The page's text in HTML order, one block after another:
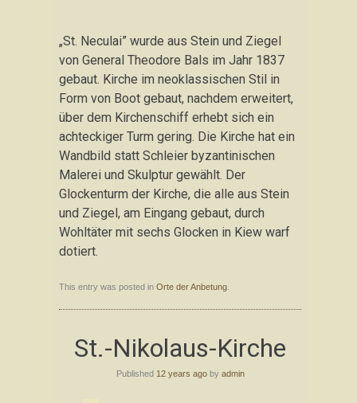
„St. Neculai” wurde aus Stein und Ziegel
von General Theodore Bals im Jahr 1837
gebaut. Kirche im neoklassischen Stil in
Form von Boot gebaut, nachdem erweitert,
über dem Kirchenschiff erhebt sich ein
achteckiger Turm gering. Die Kirche hat ein
Wandbild statt Schleier byzantinischen
Malerei und Skulptur gewählt. Der
Glockenturm der Kirche, die alle aus Stein
und Ziegel, am Eingang gebaut, durch
Wohltäter mit sechs Glocken in Kiew warf
dotiert.
This entry was posted in Orte der Anbetung
St.-Nikolaus-Kirche
Published 12 years agoby admin